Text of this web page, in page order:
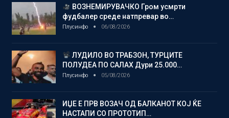
ВОЗНЕМИРУВАЧКО Гром усмрти
фудбалер среде натпревар во…
Плусинфо 06/08/2026
ЛУДИЛО ВО ТРАБЗОН, ТУРЦИТЕ
ПОЛУДЕА ПО САЛАХ Дури 25.000…
Плусинфо 05/08/2026
ИЏЕ Е ПРВ ВОЗАЧ ОД БАЛКАНОТ КОЈ ЌЕ
НАСТАПИ СО ПРОТОТИП…